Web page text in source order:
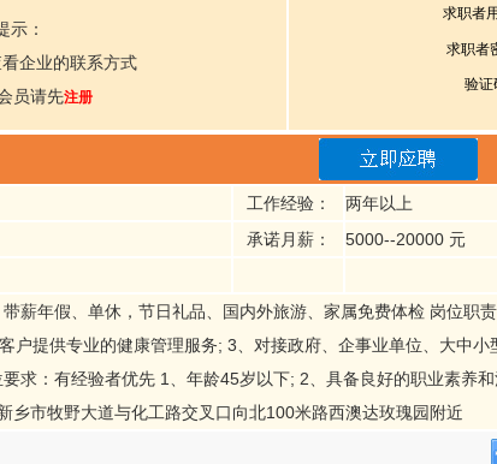
示：
企业的联系方式
员请先注册
求职者
求职者
验证
工作经验： 两年以上
承诺月薪： 5000--20000 元
薪年假、单休，节日礼品、国内外旅游、家属免费体检 岗位职
户提供专业的健康管理服务; 3、对接政府、企事业单位、大中
求：有经验者优先 1、年龄45岁以下; 2、具备良好的职业素养
乡市牧野大道与化工路交叉口向北100米路西澳达玫瑰园附近